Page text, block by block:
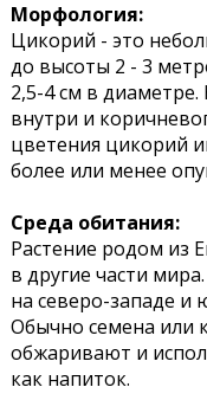
Морфология:
Цикорий - это
до высоты 2 - 3
2,5-4 см в
внутри и
цветения цикорий
более или менее
Среда обитания:
Растение родом из
в другие части
на северо-западе и
Обычно семена или
обжаривают и
как напиток.